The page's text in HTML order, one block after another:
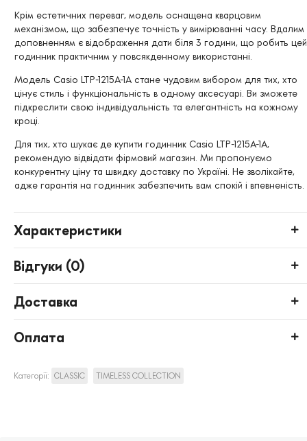
Крім естетичних переваг, модель оснащена кварцовим
механізмом, що забезпечує точність у вимірюванні часу. Вдалим
доповненням є відображення дати біля 3 години, що робить цей
годинник практичним у повсякденному використанні.
Модель Casio LTP-1215A-1A стане чудовим вибором для тих, хто
цінує стиль і функціональність в одному аксесуарі. Ви зможете
підкреслити свою індивідуальність та елегантність на кожному
кроці.
Для тих, хто шукає де купити годинник Casio LTP-1215A-1A,
рекомендую відвідати фірмовий магазин. Ми пропонуємо
конкурентну ціну та швидку доставку по Україні. Не зволікайте,
адже гарантія на годинник забезпечить вам спокій і впевненість.
Характеристики
Відгуки (0)
Доставка
Оплата
Категорії: CLASSIC TIMELESS COLLECTION